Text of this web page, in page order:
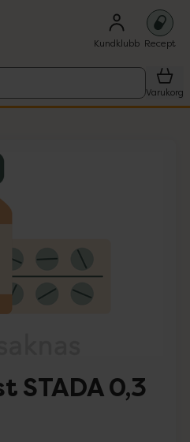
Kundklubb Recept
Varukorg
1 objekt.
STADA 0,3